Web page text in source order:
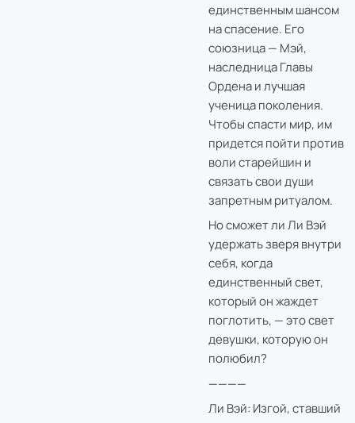
единственным шансом
на спасение. Его
союзница — Мэй,
наследница Главы
Ордена и лучшая
ученица поколения.
Чтобы спасти мир, им
придется пойти против
воли старейшин и
связать свои души
запретным ритуалом.
Но сможет ли Ли Вэй
удержать зверя внутри
себя, когда
единственный свет,
который он жаждет
поглотить, — это свет
девушки, которую он
полюбил?
————
Ли Вэй: Изгой, ставший